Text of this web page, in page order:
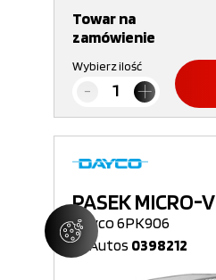
Towar na
zamówienie
Wybierz ilość
PASEK MICRO-V
Dayco 6PK906
Nr Autos 0398212